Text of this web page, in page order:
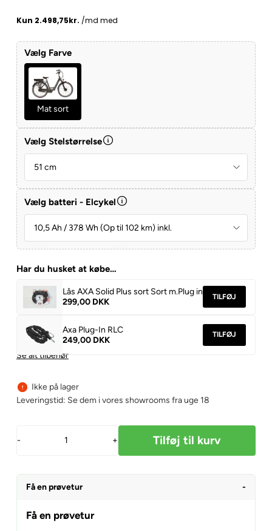
Vælg Farve
Mat sort
Vælg Stelstørrelse
Vælg batteri - Elcykel
Har du husket at købe…
TILFØJ
Lås AXA Solid Plus sort Sort m.Plug in
299,00 DKK
TILFØJ
Axa Plug-In RLC
249,00 DKK
Se alt tilbehør
Ikke på lager
Leveringstid: Se dem i vores showrooms fra uge 18
- +
Få en prøvetur
Få en prøvetur